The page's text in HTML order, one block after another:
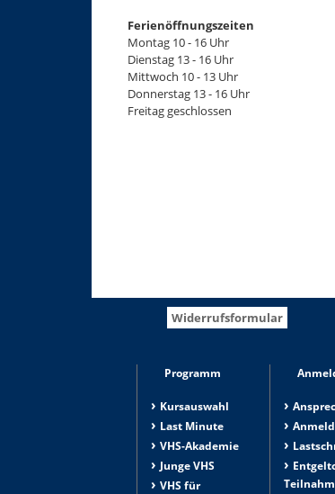
Ferienöffnungszeiten
Montag 10 - 16 Uhr
Dienstag 13 - 16 Uhr
Mittwoch 10 - 13 Uhr
Donnerstag 13 - 16 Uhr
Freitag geschlossen
Widerrufsformular
Programm
Kursauswahl
Last Minute
VHS-Akademie
Junge VHS
VHS für